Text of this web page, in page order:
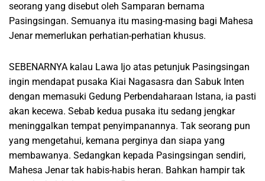
seorang yang disebut oleh Samparan bernama
Pasingsingan. Semuanya itu masing-masing bagi Mahesa
Jenar memerlukan perhatian-perhatian khusus.
SEBENARNYA kalau Lawa Ijo atas petunjuk Pasingsingan
ingin mendapat pusaka Kiai Nagasasra dan Sabuk Inten
dengan memasuki Gedung Perbendaharaan Istana, ia pasti
akan kecewa. Sebab kedua pusaka itu sedang jengkar
meninggalkan tempat penyimpanannya. Tak seorang pun
yang mengetahui, kemana perginya dan siapa yang
membawanya. Sedangkan kepada Pasingsingan sendiri,
Mahesa Jenar tak habis-habis heran. Bahkan hampir tak